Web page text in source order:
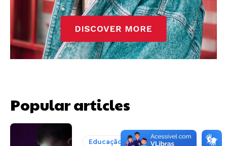
Popular articles
Educação + Ciência